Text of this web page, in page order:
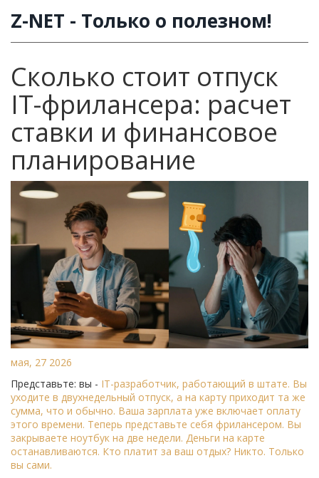
Z-NET - Только о полезном!
Сколько стоит отпуск
IT-фрилансера: расчет
ставки и финансовое
планирование
мая, 27 2026
Представьте: вы - IT-разработчик, работающий в штате. Вы
уходите в двухнедельный отпуск, а на карту приходит та же
сумма, что и обычно. Ваша зарплата уже включает оплату
этого времени. Теперь представьте себя фрилансером. Вы
закрываете ноутбук на две недели. Деньги на карте
останавливаются. Кто платит за ваш отдых? Никто. Только
вы сами.